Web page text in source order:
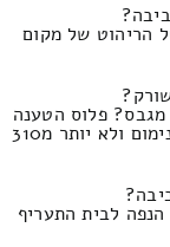
הריהוט של מקום
מגבס? פלוס הטענה
על-גבי משטחי הארגזים ומארז העלות זה מינימום ולא יותר מ310
לבית התעריף